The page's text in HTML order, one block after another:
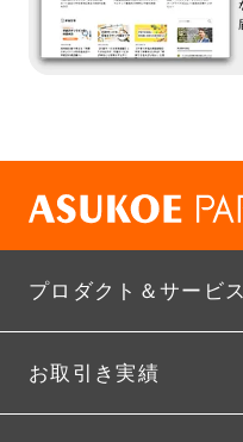
プロダクト＆サービス
お取引き実績